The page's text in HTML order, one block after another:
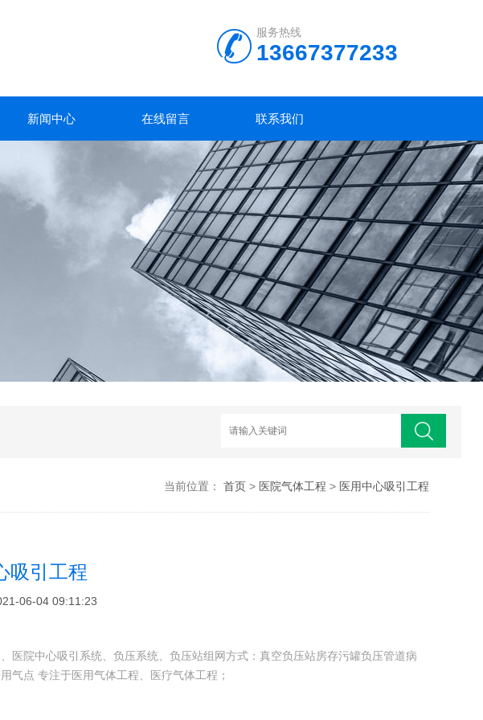
服务热线
13667377233
新闻中心 在线留言 联系我们
当前位置： 首页> 医院气体工程 > 医用中心吸引工程
吸引工程
06-04 09:11:23
医院中心吸引系统、负压系统、负压站组网方式：真空负压站房存污罐负压管道病
气点 专注于医用气体工程、医疗气体工程；